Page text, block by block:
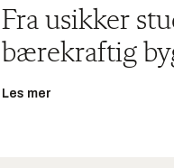
Fra usikker
bærekraftig
Les mer